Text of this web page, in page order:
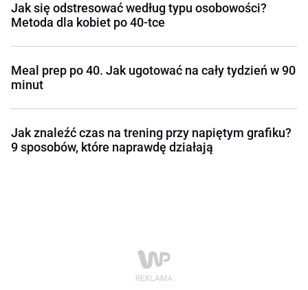
Jak się odstresować według typu osobowości?
Metoda dla kobiet po 40-tce
Meal prep po 40. Jak ugotować na cały tydzień w 90
minut
Jak znaleźć czas na trening przy napiętym grafiku?
9 sposobów, które naprawdę działają